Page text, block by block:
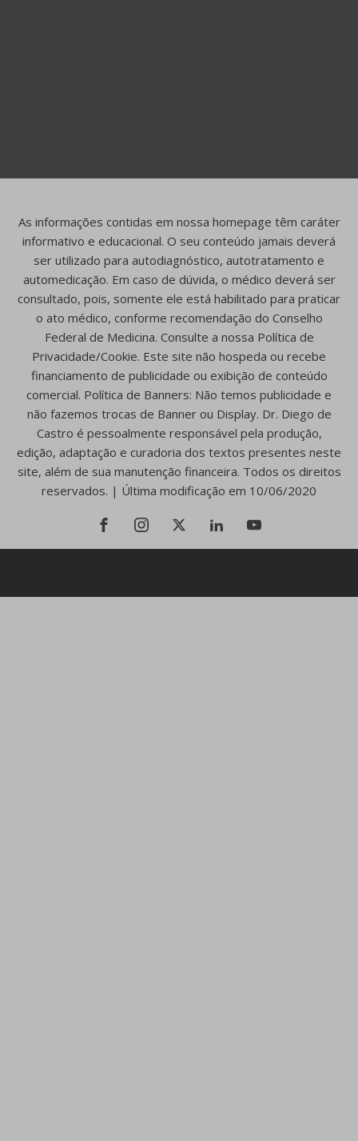
As informações contidas em nossa homepage têm caráter
informativo e educacional. O seu conteúdo jamais deverá
ser utilizado para autodiagnóstico, autotratamento e
automedicação. Em caso de dúvida, o médico deverá ser
consultado, pois, somente ele está habilitado para praticar
o ato médico, conforme recomendação do Conselho
Federal de Medicina. Consulte a nossa Política de
Privacidade/Cookie. Este site não hospeda ou recebe
financiamento de publicidade ou exibição de conteúdo
comercial. Política de Banners: Não temos publicidade e
não fazemos trocas de Banner ou Display. Dr. Diego de
Castro é pessoalmente responsável pela produção,
edição, adaptação e curadoria dos textos presentes neste
site, além de sua manutenção financeira. Todos os direitos
reservados. | Última modificação em 10/06/2020